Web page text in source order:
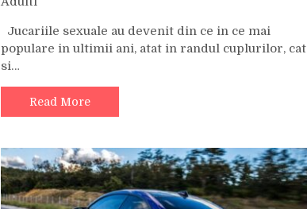
Jucariile sexuale au devenit din ce in ce mai
populare in ultimii ani, atat in randul cuplurilor, cat
si…
Read More